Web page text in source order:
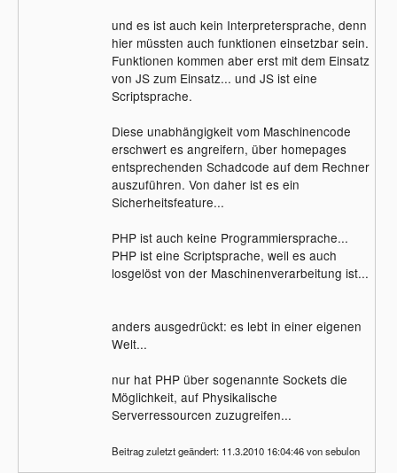
und es ist auch kein Interpretersprache, denn
hier müssten auch funktionen einsetzbar sein.
Funktionen kommen aber erst mit dem Einsatz
von JS zum Einsatz... und JS ist eine
Scriptsprache.
Diese unabhängigkeit vom Maschinencode
erschwert es angreifern, über homepages
entsprechenden Schadcode auf dem Rechner
auszuführen. Von daher ist es ein
Sicherheitsfeature...
PHP ist auch keine Programmiersprache...
PHP ist eine Scriptsprache, weil es auch
losgelöst von der Maschinenverarbeitung ist...
anders ausgedrückt: es lebt in einer eigenen
Welt...
nur hat PHP über sogenannte Sockets die
Möglichkeit, auf Physikalische
Serverressourcen zuzugreifen...
Beitrag zuletzt geändert: 11.3.2010 16:04:46 von sebulon